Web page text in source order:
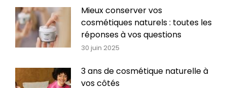
Mieux conserver vos
cosmétiques naturels : toutes les
réponses à vos questions
30 juin 2025
3 ans de cosmétique naturelle à
vos côtés